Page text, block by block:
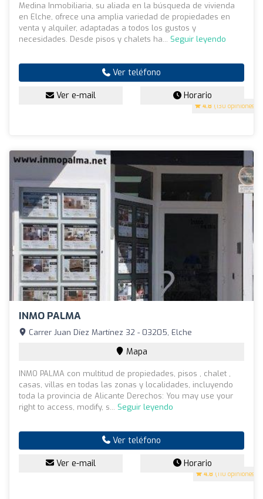
4.8 (130 opiniones)
Medina Inmobiliaria, su aliada en la búsqueda de vivienda
en Elche, ofrece una amplia variedad de propiedades en
venta y alquiler, adaptadas a todos los gustos y
necesidades. Desde pisos y chalets ha... Seguir leyendo
Ver teléfono
Ver e-mail Horario
INMO PALMA
4.8 (110 opiniones)
Carrer Juan Díez Martínez 32 - 03205, Elche
Mapa
INMO PALMA con multitud de propiedades, pisos , chalet ,
casas, villas en todas las zonas y localidades, incluyendo
toda la provincia de Alicante Derechos: You may use your
right to access, modify, s... Seguir leyendo
Ver teléfono
Ver e-mail Horario